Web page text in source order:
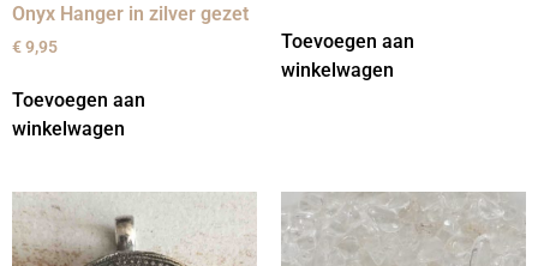
Onyx Hanger in zilver gezet
€9,95
Toevoegen aan
winkelwagen
Toevoegen aan
winkelwagen